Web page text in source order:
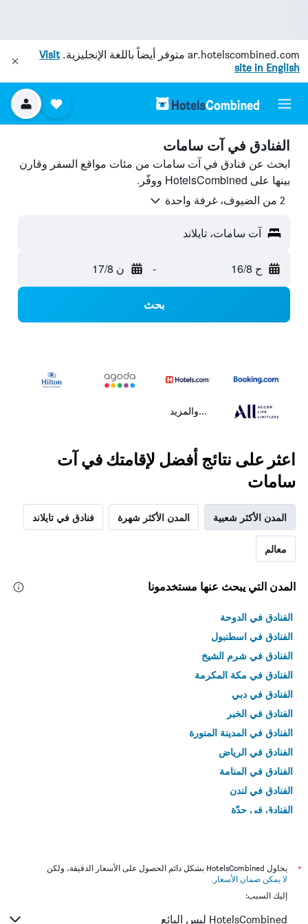
ar.hotelscombined.com متوفر أيضاً باللغة الإنجليزية.Visit
site in English
الفنادق في آت سامات
ابحث عن فنادق في آت سامات من مئات مواقع السفر وقارن
بينها على HotelsCombined ووفّر.
2 من الضيوف، غرفة واحدة
آت سامات، تايلاند
ح 16/8 - ن 17/8
بحث
...والمزيد
اعثر على نتائج أفضل لإقامتك في آت
سامات
المدن الأكثر شعبية المدن الأكثر شهرة فنادق في تايلاند
معالم
المدن التي يبحث عنها مستخدمونا
الفنادق في الدوحة
الفنادق في اسطنبول
الفنادق في شرم الشيخ
الفنادق في مكة المكرمة
الفنادق في دبي
الفنادق في الخبر
الفنادق في المدينة المنورة
الفنادق في الرياض
الفنادق في المنامة
الفنادق في لندن
الفنادق في جدّة
*
يحاول HotelsCombined بشكل دائم الحصول على الأسعار الدقيقة، ولكن
لا يمكن ضمان الأسعار .
إليك السبب:
HotelsCombined ليس البائع